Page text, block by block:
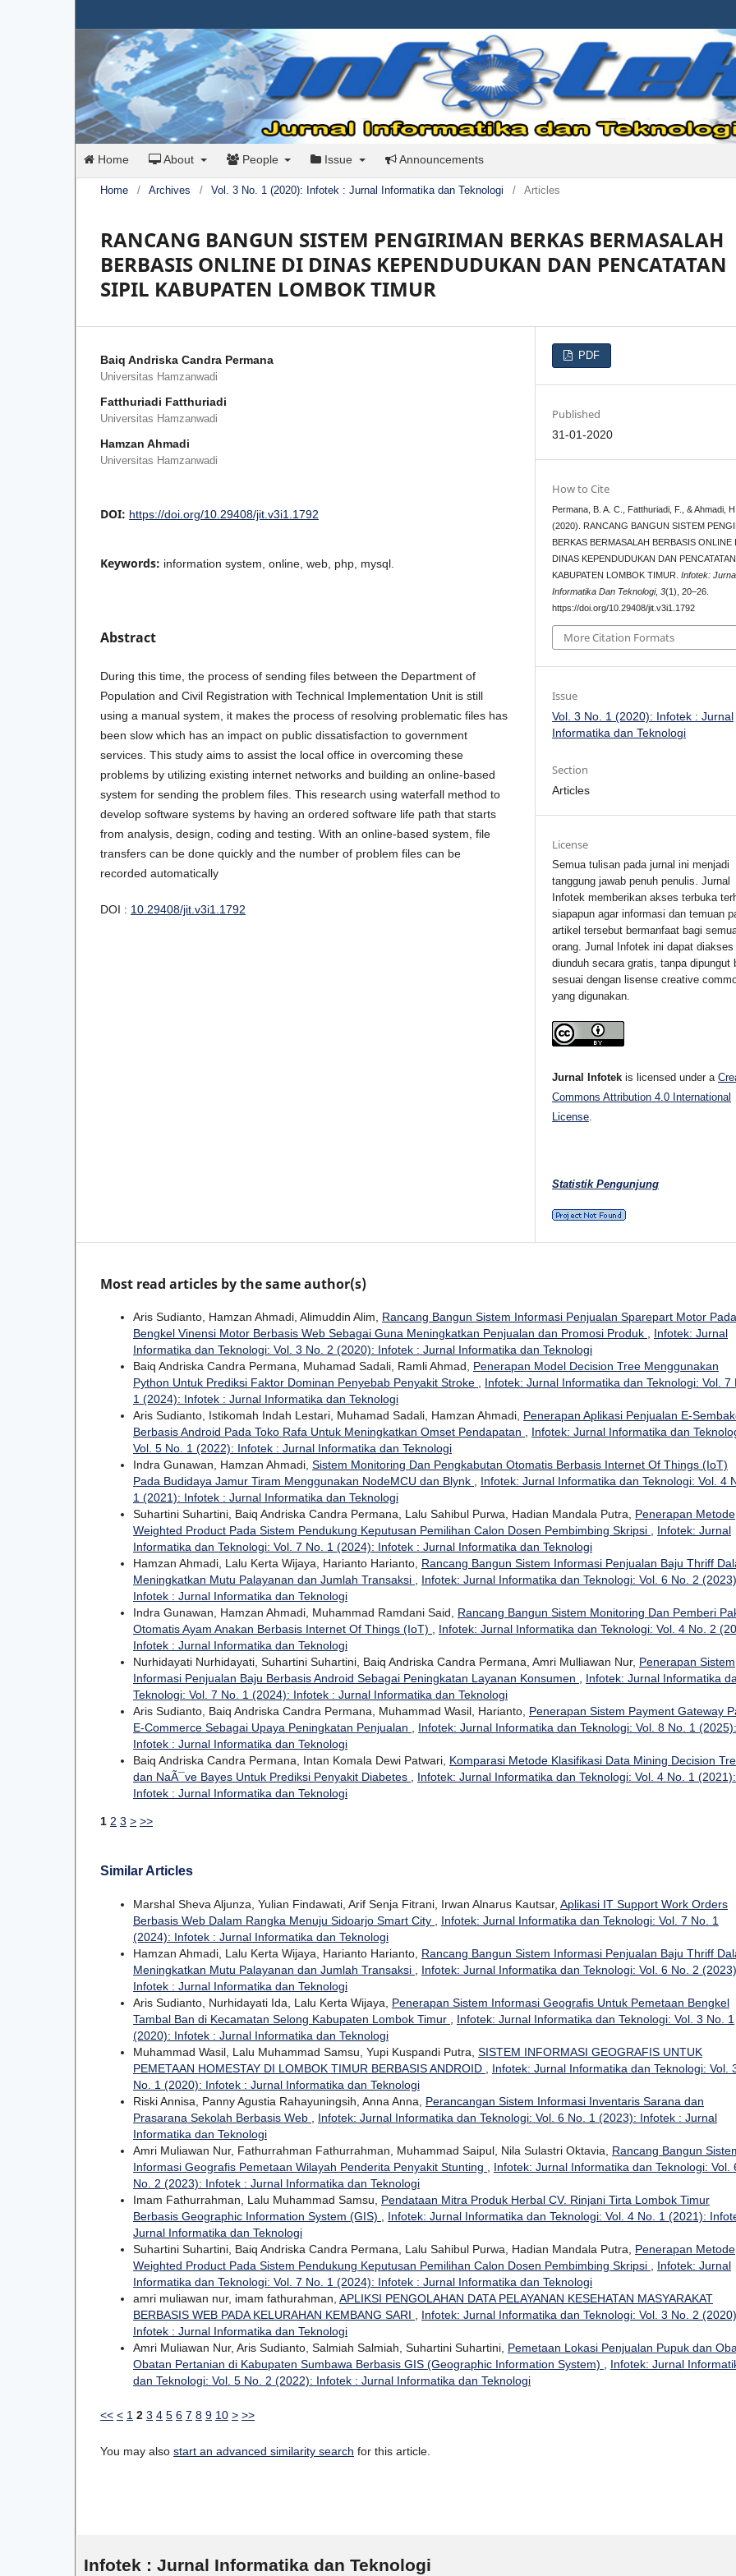
Home About People Issue Announcements
Home / Archives / Vol. 3 No. 1 (2020): Infotek : Jurnal Informatika dan Teknologi / Articles
RANCANG BANGUN SISTEM PENGIRIMAN BERKAS BERMASALAH
BERBASIS ONLINE DI DINAS KEPENDUDUKAN DAN PENCATATAN
SIPIL KABUPATEN LOMBOK TIMUR
Baiq Andriska Candra Permana
Universitas Hamzanwadi
Fatthuriadi Fatthuriadi
Universitas Hamzanwadi
Hamzan Ahmadi
Universitas Hamzanwadi
DOI: https://doi.org/10.29408/jit.v3i1.1792
Keywords: information system, online, web, php, mysql.
Abstract
During this time, the process of sending files between the Department of
Population and Civil Registration with Technical Implementation Unit is still
using a manual system, it makes the process of resolving problematic files has
been slow which has an impact on public dissatisfaction to government
services. This study aims to assist the local office in overcoming these
problems by utilizing existing internet networks and building an online-based
system for sending the problem files. This research using waterfall method to
develop software systems by having an ordered software life path that starts
from analysis, design, coding and testing. With an online-based system, file
transfers can be done quickly and the number of problem files can be
recorded automatically
DOI : 10.29408/jit.v3i1.1792
PDF
Published
31-01-2020
How to Cite
Permana, B. A. C., Fatthuriadi, F., & Ahmadi, H.
(2020). RANCANG BANGUN SISTEM
BERKAS BERMASALAH BERBASIS ONLINE
DINAS KEPENDUDUKAN DAN PENCATATAN
KABUPATEN LOMBOK TIMUR.Infotek:
Informatika Dan Teknologi,3(1), 20–26.
https://doi.org/10.29408/jit.v3i1.1792
More Citation Formats
Issue
Vol. 3 No. 1 (2020): Infotek : Jurnal
Informatika dan Teknologi
Section
Articles
License
Semua tulisan pada jurnal ini menjadi
tanggung jawab penuh penulis. Jurnal
Infotek memberikan akses terbuka
siapapun agar informasi dan temuan
artikel tersebut bermanfaat bagi
orang. Jurnal Infotek ini dapat diakses
diunduh secara gratis, tanpa dipungut
sesuai dengan lisense creative
yang digunakan.
Jurnal Infotek is licensed under a
Commons Attribution 4.0 International
License
Statistik Pengunjung
Most read articles by the same author(s)
Aris Sudianto, Hamzan Ahmadi, Alimuddin Alim, Rancang Bangun Sistem Informasi Penjualan Sparepart Motor Pada
Bengkel Vinensi Motor Berbasis Web Sebagai Guna Meningkatkan Penjualan dan Promosi Produk
Infotek: Jurnal
Informatika dan Teknologi: Vol. 3 No. 2 (2020): Infotek : Jurnal Informatika dan Teknologi
Baiq Andriska Candra Permana, Muhamad Sadali, Ramli Ahmad, Penerapan Model Decision Tree Menggunakan
Python Untuk Prediksi Faktor Dominan Penyebab Penyakit Stroke
Infotek: Jurnal Informatika dan Teknologi: Vol. 7
1 (2024): Infotek : Jurnal Informatika dan Teknologi
Aris Sudianto, Istikomah Indah Lestari, Muhamad Sadali, Hamzan Ahmadi, Penerapan Aplikasi Penjualan E-
Berbasis Android Pada Toko Rafa Untuk Meningkatkan Omset Pendapatan
Infotek: Jurnal Informatika dan
Vol. 5 No. 1 (2022): Infotek : Jurnal Informatika dan Teknologi
Indra Gunawan, Hamzan Ahmadi, Sistem Monitoring Dan Pengkabutan Otomatis Berbasis Internet Of Things (IoT)
Pada Budidaya Jamur Tiram Menggunakan NodeMCU dan Blynk
Infotek: Jurnal Informatika dan Teknologi: Vol. 4
1 (2021): Infotek : Jurnal Informatika dan Teknologi
Suhartini Suhartini, Baiq Andriska Candra Permana, Lalu Sahibul Purwa, Hadian Mandala Putra, Penerapan Metode
Weighted Product Pada Sistem Pendukung Keputusan Pemilihan Calon Dosen Pembimbing Skripsi
Infotek: Jurnal
Informatika dan Teknologi: Vol. 7 No. 1 (2024): Infotek : Jurnal Informatika dan Teknologi
Hamzan Ahmadi, Lalu Kerta Wijaya, Harianto Harianto, Rancang Bangun Sistem Informasi Penjualan Baju Thriff
Meningkatkan Mutu Palayanan dan Jumlah Transaksi
Infotek: Jurnal Informatika dan Teknologi: Vol. 6 No. 2
Infotek : Jurnal Informatika dan Teknologi
Indra Gunawan, Hamzan Ahmadi, Muhammad Ramdani Said, Rancang Bangun Sistem Monitoring Dan Pemberi
Otomatis Ayam Anakan Berbasis Internet Of Things (IoT)
Infotek: Jurnal Informatika dan Teknologi: Vol. 4 No. 2
Infotek : Jurnal Informatika dan Teknologi
Nurhidayati Nurhidayati, Suhartini Suhartini, Baiq Andriska Candra Permana, Amri Mulliawan Nur, Penerapan Sistem
Informasi Penjualan Baju Berbasis Android Sebagai Peningkatan Layanan Konsumen
Infotek: Jurnal Informatika
Teknologi: Vol. 7 No. 1 (2024): Infotek : Jurnal Informatika dan Teknologi
Aris Sudianto, Baiq Andriska Candra Permana, Muhammad Wasil, Harianto, Penerapan Sistem Payment Gateway
E-Commerce Sebagai Upaya Peningkatan Penjualan
Infotek: Jurnal Informatika dan Teknologi: Vol. 8 No. 1 (2025):
Infotek : Jurnal Informatika dan Teknologi
Baiq Andriska Candra Permana, Intan Komala Dewi Patwari, Komparasi Metode Klasifikasi Data Mining Decision
dan NaÃ¯ve Bayes Untuk Prediksi Penyakit Diabetes
Infotek: Jurnal Informatika dan Teknologi: Vol. 4 No. 1 (2021):
Infotek : Jurnal Informatika dan Teknologi
1 2 3 > >>
Similar Articles
Marshal Sheva Aljunza, Yulian Findawati, Arif Senja Fitrani, Irwan Alnarus Kautsar, Aplikasi IT Support Work Orders
Berbasis Web Dalam Rangka Menuju Sidoarjo Smart City
Infotek: Jurnal Informatika dan Teknologi: Vol. 7 No. 1
(2024): Infotek : Jurnal Informatika dan Teknologi
Hamzan Ahmadi, Lalu Kerta Wijaya, Harianto Harianto, Rancang Bangun Sistem Informasi Penjualan Baju Thriff
Meningkatkan Mutu Palayanan dan Jumlah Transaksi
Infotek: Jurnal Informatika dan Teknologi: Vol. 6 No. 2
Infotek : Jurnal Informatika dan Teknologi
Aris Sudianto, Nurhidayati Ida, Lalu Kerta Wijaya, Penerapan Sistem Informasi Geografis Untuk Pemetaan Bengkel
Tambal Ban di Kecamatan Selong Kabupaten Lombok Timur
Infotek: Jurnal Informatika dan Teknologi: Vol. 3 No. 1
(2020): Infotek : Jurnal Informatika dan Teknologi
Muhammad Wasil, Lalu Muhammad Samsu, Yupi Kuspandi Putra, SISTEM INFORMASI GEOGRAFIS UNTUK
PEMETAAN HOMESTAY DI LOMBOK TIMUR BERBASIS ANDROID
Infotek: Jurnal Informatika dan Teknologi: Vol.
No. 1 (2020): Infotek : Jurnal Informatika dan Teknologi
Riski Annisa, Panny Agustia Rahayuningsih, Anna Anna, Perancangan Sistem Informasi Inventaris Sarana dan
Prasarana Sekolah Berbasis Web
Infotek: Jurnal Informatika dan Teknologi: Vol. 6 No. 1 (2023): Infotek : Jurnal
Informatika dan Teknologi
Amri Muliawan Nur, Fathurrahman Fathurrahman, Muhammad Saipul, Nila Sulastri Oktavia, Rancang Bangun
Informasi Geografis Pemetaan Wilayah Penderita Penyakit Stunting
Infotek: Jurnal Informatika dan Teknologi: Vol.
No. 2 (2023): Infotek : Jurnal Informatika dan Teknologi
Imam Fathurrahman, Lalu Muhammad Samsu, Pendataan Mitra Produk Herbal CV. Rinjani Tirta Lombok Timur
Berbasis Geographic Information System (GIS)
Infotek: Jurnal Informatika dan Teknologi: Vol. 4 No. 1 (2021):
Jurnal Informatika dan Teknologi
Suhartini Suhartini, Baiq Andriska Candra Permana, Lalu Sahibul Purwa, Hadian Mandala Putra, Penerapan Metode
Weighted Product Pada Sistem Pendukung Keputusan Pemilihan Calon Dosen Pembimbing Skripsi
Infotek: Jurnal
Informatika dan Teknologi: Vol. 7 No. 1 (2024): Infotek : Jurnal Informatika dan Teknologi
amri muliawan nur, imam fathurahman, APLIKSI PENGOLAHAN DATA PELAYANAN KESEHATAN MASYARAKAT
BERBASIS WEB PADA KELURAHAN KEMBANG SARI
Infotek: Jurnal Informatika dan Teknologi: Vol. 3 No. 2
Infotek : Jurnal Informatika dan Teknologi
Amri Muliawan Nur, Aris Sudianto, Salmiah Salmiah, Suhartini Suhartini, Pemetaan Lokasi Penjualan Pupuk dan
Obatan Pertanian di Kabupaten Sumbawa Berbasis GIS (Geographic Information System)
Infotek: Jurnal
dan Teknologi: Vol. 5 No. 2 (2022): Infotek : Jurnal Informatika dan Teknologi
<< < 1 2 3 4 5 6 7 8 9 10 > >>
You may also start an advanced similarity search for this article.
Infotek : Jurnal Informatika dan Teknologi